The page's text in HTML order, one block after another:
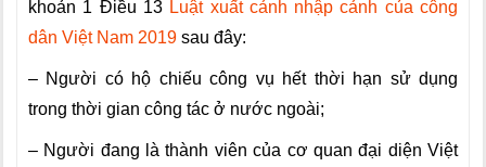
khoản 1 Điều 13 Luật xuất cảnh nhập cảnh của công
dân Việt Nam 2019 sau đây:
– Người có hộ chiếu công vụ hết thời hạn sử dụng
trong thời gian công tác ở nước ngoài;
– Người đang là thành viên của cơ quan đại diện Việt